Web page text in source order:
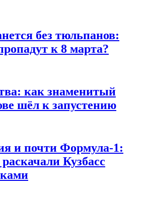
без тюльпанов:
к 8 марта?
как знаменитый
шёл к запустению
и почти Формула-1:
Кузбасс